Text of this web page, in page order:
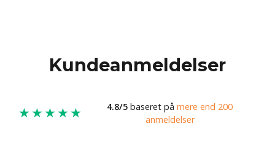
Kundeanmeldelser
★★★★★ 4.8/5 baseret på mere end 200
anmeldelser